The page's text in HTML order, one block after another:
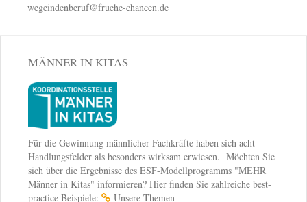
wegeindenberuf@fruehe-chancen.de
MÄNNER IN KITAS
Für die Gewinnung männlicher Fachkräfte haben sich acht
Handlungsfelder als besonders wirksam erwiesen. Möchten Sie
sich über die Ergebnisse des ESF-Modellprogramms "MEHR
Männer in Kitas" informieren? Hier finden Sie zahlreiche best-
practice Beispiele:
Unsere Themen